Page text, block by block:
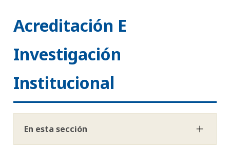
Acreditación E
Investigación
Institucional
En esta sección